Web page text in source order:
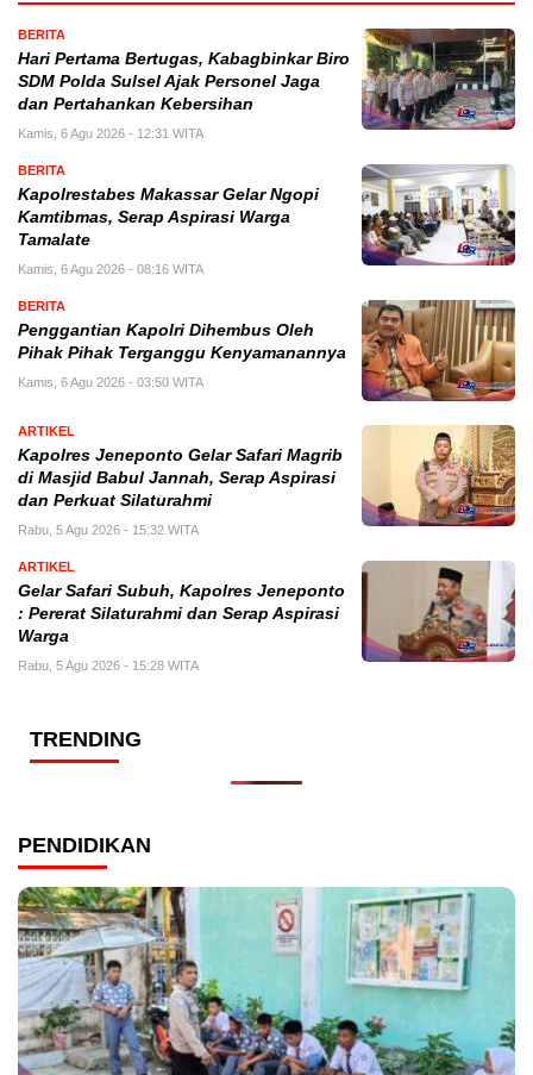
BERITA
Hari Pertama Bertugas, Kabagbinkar Biro
SDM Polda Sulsel Ajak Personel Jaga
dan Pertahankan Kebersihan
Kamis, 6 Agu 2026 - 12:31 WITA
BERITA
Kapolrestabes Makassar Gelar Ngopi
Kamtibmas, Serap Aspirasi Warga
Tamalate
Kamis, 6 Agu 2026 - 08:16 WITA
BERITA
Penggantian Kapolri Dihembus Oleh
Pihak Pihak Terganggu Kenyamanannya
Kamis, 6 Agu 2026 - 03:50 WITA
ARTIKEL
Kapolres Jeneponto Gelar Safari Magrib
di Masjid Babul Jannah, Serap Aspirasi
dan Perkuat Silaturahmi
Rabu, 5 Agu 2026 - 15:32 WITA
ARTIKEL
Gelar Safari Subuh, Kapolres Jeneponto
: Pererat Silaturahmi dan Serap Aspirasi
Warga
Rabu, 5 Agu 2026 - 15:28 WITA
TRENDING
PENDIDIKAN